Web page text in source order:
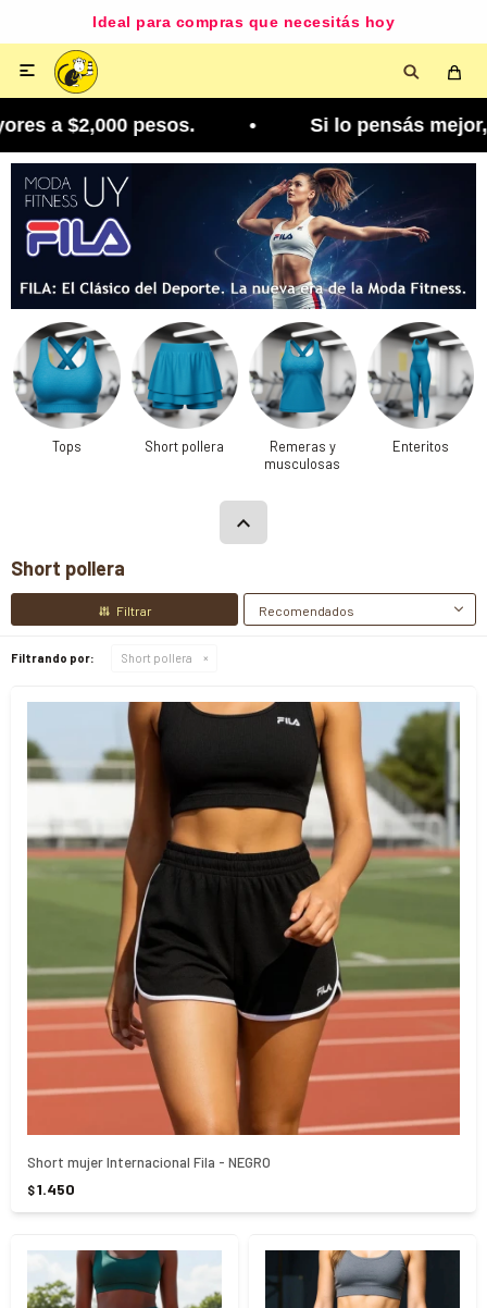
Ideal para compras que necesitás hoy

a $2,000 pesos. • Si lo pensás mejor, lo
Tops Short pollera
Remeras y
musculosas
Enteritos
Short pollera
Recomendados
Filtrando por: Short pollera
Short mujer Internacional Fila - NEGRO
$1.450